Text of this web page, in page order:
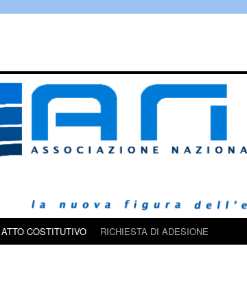
ATTO COSTITUTIVO RICHIESTA DI ADESIONE